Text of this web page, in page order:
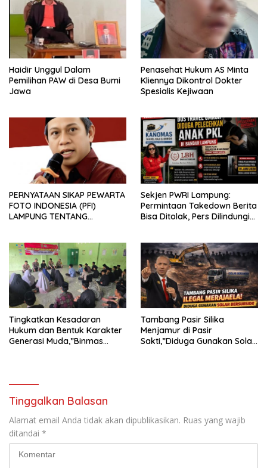
Haidir Unggul Dalam
Pemilihan PAW di Desa Bumi
Jawa
Penasehat Hukum AS Minta
Kliennya Dikontrol Dokter
Spesialis Kejiwaan
PERNYATAAN SIKAP PEWARTA
FOTO INDONESIA (PFI)
LAMPUNG TENTANG
TERHADAP JURNALIS DI
PENGADILAN NEGERI
TANJUNG KARANG.
Sekjen PWRI Lampung:
Permintaan Takedown Berita
Bisa Ditolak, Pers Dilindungi
Tingkatkan Kesadaran
Hukum dan Bentuk Karakter
Generasi Muda,”Binmas
Tambang Pasir Silika
Menjamur di Pasir
Sakti,”Diduga Gunakan Solar
Tinggalkan Balasan
Alamat email Anda tidak akan dipublikasikan. Ruas yang wajib
ditandai *